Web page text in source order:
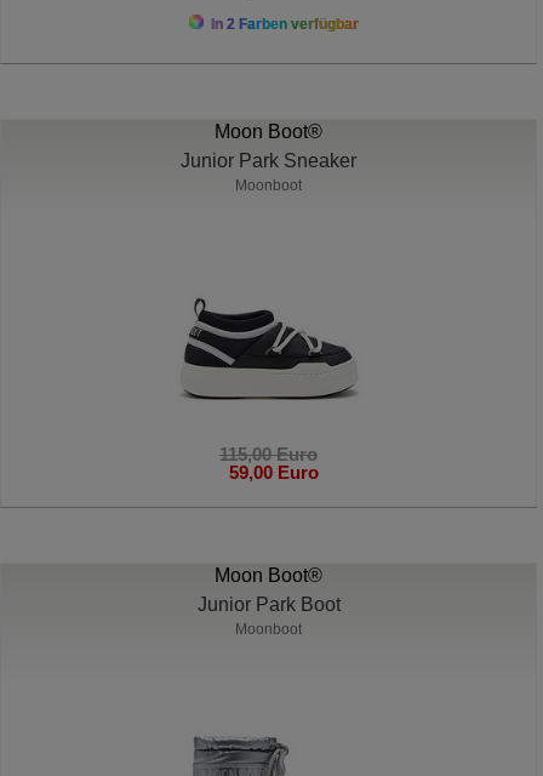
In 2 Farben verfügbar
Moon Boot®
Junior Park Sneaker
Moonboot
115,00 Euro
59,00 Euro
Moon Boot®
Junior Park Boot
Moonboot